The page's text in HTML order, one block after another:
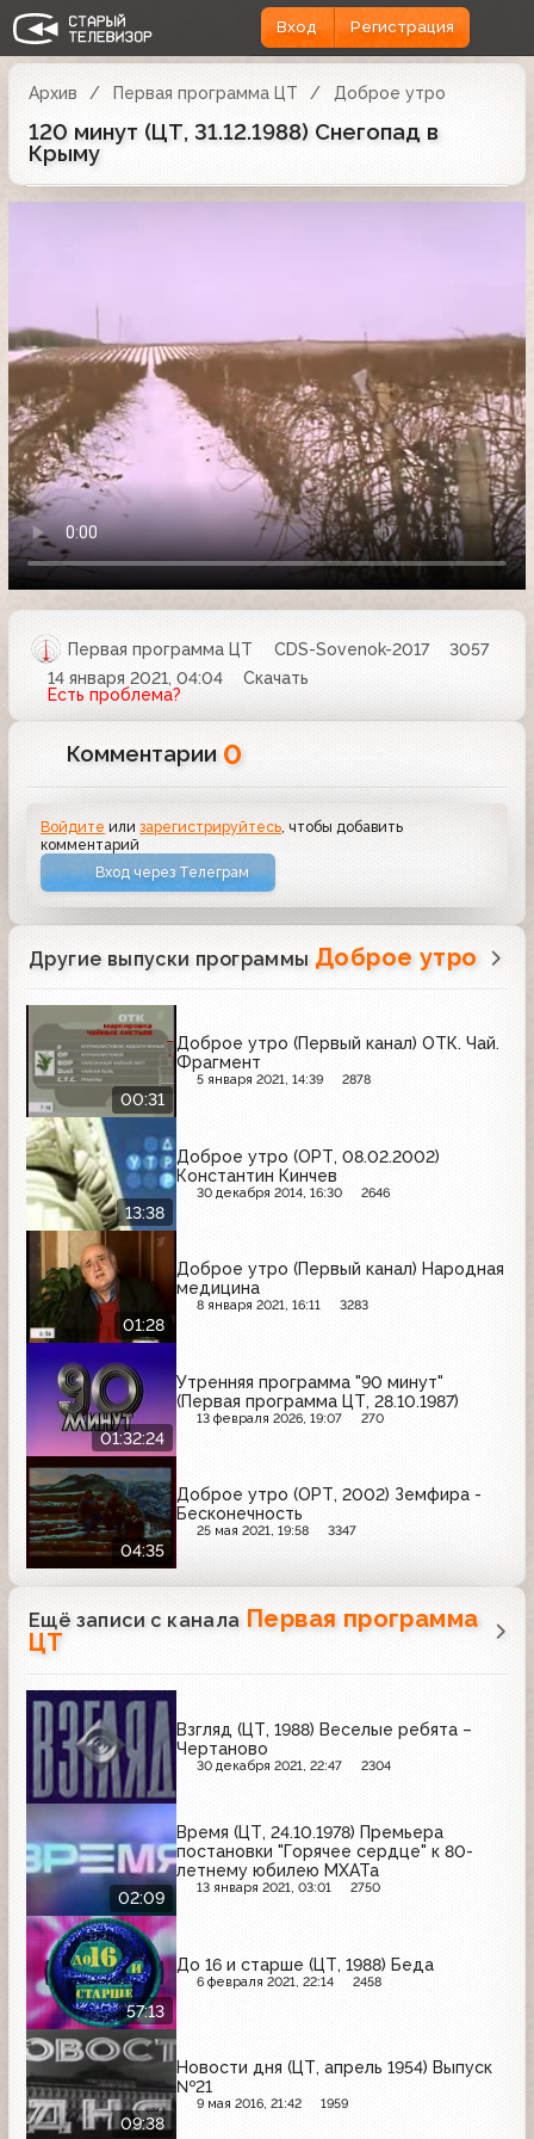
Вход Регистрация
Архив Первая программа ЦТ Доброе утро
120 минут (ЦТ, 31.12.1988) Снегопад в
Крыму
Первая программа ЦТ CDS-Sovenok-2017
3057
14 января 2021, 04:04
Скачать
Есть проблема?
Комментарии 0
Войдите илизарегистрируйтесь, чтобы добавить
комментарий
Вход через Телеграм
Другие выпуски программы Доброе утро
00:31
Доброе утро (Первый канал) ОТК. Чай.
Фрагмент
5 января 2021, 14:39 2878
13:38
Доброе утро (ОРТ, 08.02.2002)
Константин Кинчев
30 декабря 2014, 16:30 2646
01:28
Доброе утро (Первый канал) Народная
медицина
8 января 2021, 16:11 3283
01:32:24
Утренняя программа "90 минут"
(Первая программа ЦТ, 28.10.1987)
13 февраля 2026, 19:07 270
04:35
Доброе утро (ОРТ, 2002) Земфира -
Бесконечность
25 мая 2021, 19:58 3347
Ещё записи с канала Первая программа
ЦТ
Взгляд (ЦТ, 1988) Веселые ребята –
Чертаново
30 декабря 2021, 22:47 2304
02:09
Время (ЦТ, 24.10.1978) Премьера
постановки "Горячее сердце" к 80-
летнему юбилею МХАТа
13 января 2021, 03:01 2750
57:13
До 16 и старше (ЦТ, 1988) Беда
6 февраля 2021, 22:14 2458
09:38
Новости дня (ЦТ, апрель 1954) Выпуск
№21
9 мая 2016, 21:42 1959